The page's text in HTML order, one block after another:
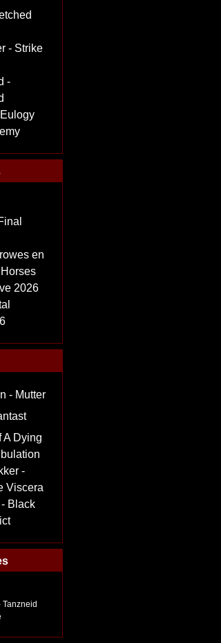
- Strike
-
en
2026
- Mutter
A Dying
-
Viscera
Black
Tanzneid